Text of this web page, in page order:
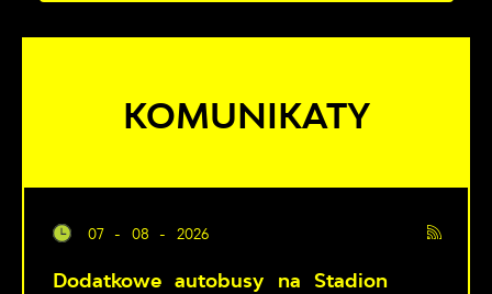
KOMUNIKATY
07 - 08 - 2026
Dodatkowe autobusy na Stadion